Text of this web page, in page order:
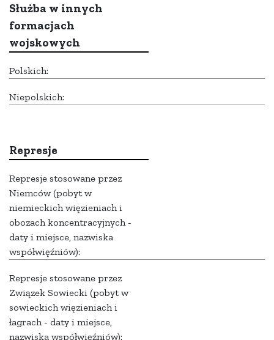
Służba w innych
formacjach
wojskowych
Polskich:
Niepolskich:
Represje
Represje stosowane przez
Niemców (pobyt w
niemieckich więzieniach i
obozach koncentracyjnych -
daty i miejsce, nazwiska
współwięźniów):
Represje stosowane przez
Związek Sowiecki (pobyt w
sowieckich więzieniach i
łagrach - daty i miejsce,
nazwiska współwięźniów):